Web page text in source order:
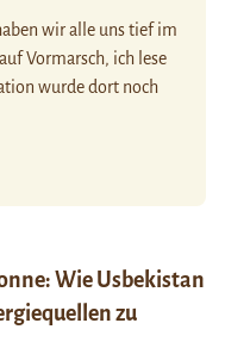
Wie Usbekistan
zu
wir alle uns tief im
Vormarsch, ich lese
wurde dort noch